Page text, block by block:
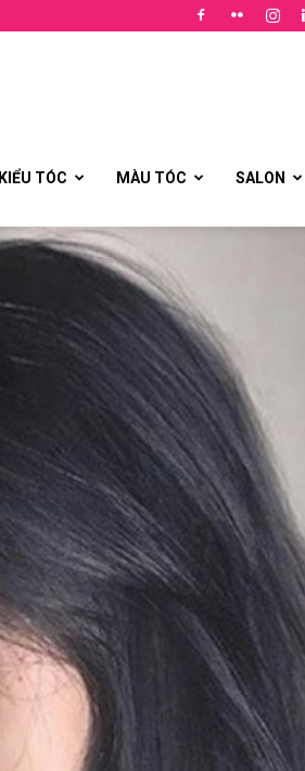
KIỂU TÓC MÀU TÓC SALON